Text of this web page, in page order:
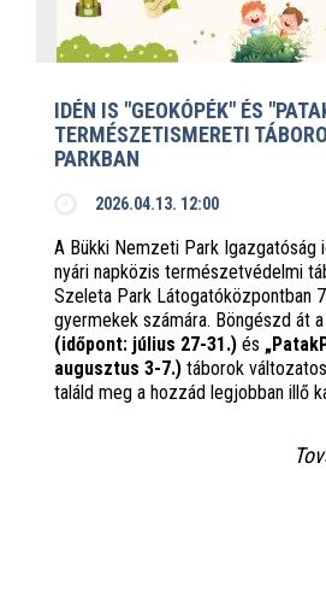
IDÉN IS "GEOKÓPÉK" ÉS
TERMÉSZETISMERETI
PARKBAN
2026.04.13. 12:00
A Bükki Nemzeti Park Igazgatóság
nyári napközis természetvédelmi
Szeleta Park Látogatóközpontban
gyermekek számára. Böngészd át a
(időpont: július 27-31.) és
augusztus 3-7.) táborok
találd meg a hozzád legjobban illő